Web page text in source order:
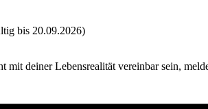
bis 20.09.2026)
mit deiner Lebensrealität vereinbar sein,